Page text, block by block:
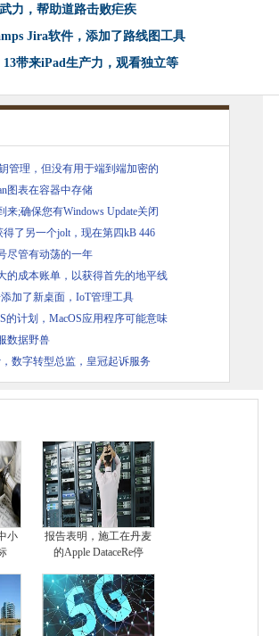
力，帮助道路击败疟疾
Jira软件，添加了路线图工具
带来iPad生产力，观看独立等
管理，但没有用于端到端加密的
图表在容器中存储
来;确保您有Windows Update关闭
得了另一个jolt，现在第四kB 446
尽管有动荡的一年
的成本账单，以获得首先的地平线
加了新桌面，IoT管理工具
的计划，MacOS应用程序可能意味
数据野兽
数字转型总监，皇冠起诉服务
小
报告表明，施工在丹麦
的Apple DataceRe停